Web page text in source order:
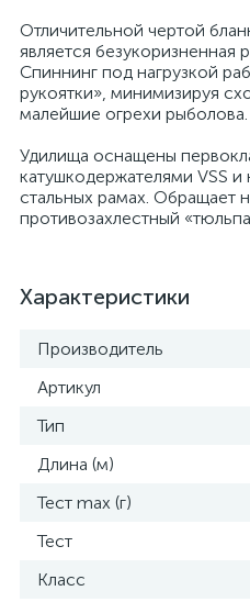
Отличительной чертой
является безукоризненная
Спиннинг под нагрузкой
рукоятки», минимизируя
малейшие огрехи рыболова.
Удилища оснащены
катушкодержателями VSS
стальных рамах. Обращает
противозахлестный
Характеристики
Производитель
Артикул
Тип
Длина (м)
Тест max (г)
Тест
Класс